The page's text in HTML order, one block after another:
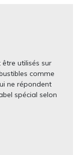
utilisés sur
comme
ne répondent
spécial selon